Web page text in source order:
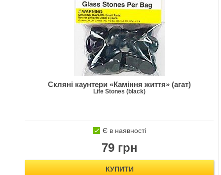
Скляні каунтери «Каміння життя» (агат)
Life Stones (black)
Є в наявності
79 грн
КУПИТИ